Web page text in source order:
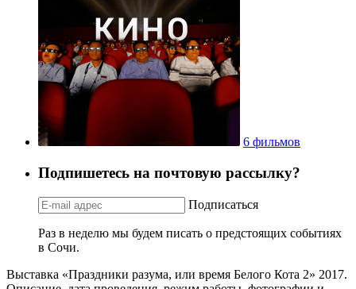
6 фильмов
Подпишетесь на почтовую рассылку?
Подписаться
Раз в неделю мы будем писать о предстоящих событиях
в Сочи.
Выставка «Праздники разума, или время Белого Кота 2» 2017.